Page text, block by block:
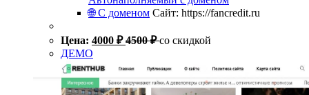
🌐 С доменом Сайт: https://fancredit.ru
Цена: 4000 ₽ 4500₽ со скидкой
ДЕМО